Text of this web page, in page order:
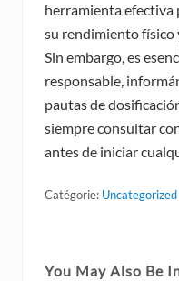
herramienta efectiva
su rendimiento físico
Sin embargo, es
responsable,
pautas de
siempre consultar
antes de iniciar
Catégorie: Uncategorized
You May Also Be